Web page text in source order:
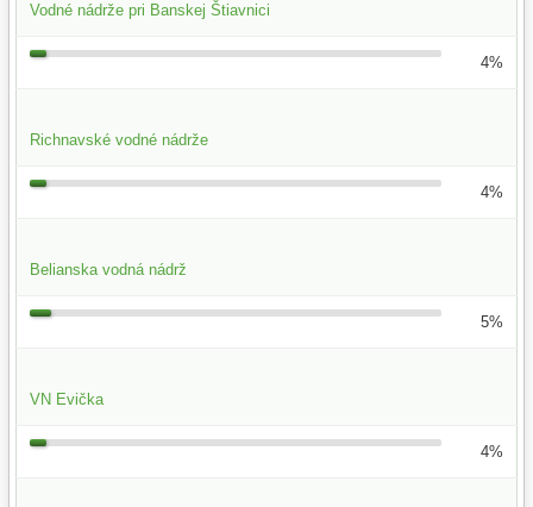
Vodné nádrže pri Banskej Štiavnici
4%
Richnavské vodné nádrže
4%
Belianska vodná nádrž
5%
VN Evička
4%